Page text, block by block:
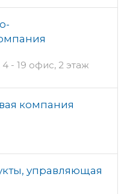
- 19 офис, 2 этаж
компания
управляющая